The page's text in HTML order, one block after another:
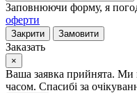
Заповнюючи форму, я
оферти
Закрити Замовити
Заказать
×
Ваша заявка прийнята.
часом. Спасибі за